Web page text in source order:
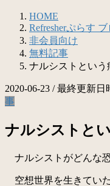
HOME
Refresherぷらす
非会員向け
無料記事
ナルシストという
2020-06-23 / 最終更新日
事
ナルシストと
ナルシストがどんな
空想世界を生きてい